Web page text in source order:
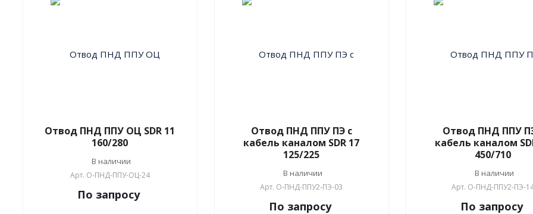
Отвод ПНД ППУ ОЦ SDR 11
160/280
В наличии
Арт. О-ПНД-ППУ-ОЦ-24
По запросу
Отвод ПНД ППУ ПЭ с
кабель каналом SDR 17
125/225
В наличии
Арт. О-ПНД-ППУ2-ПЭ-03
По запросу
Отвод ПНД ППУ
кабель каналом
450/710
В наличии
Арт. О-ПНД-ППУ2-ПЭ-
По запросу